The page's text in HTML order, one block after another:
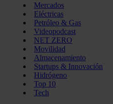
Mercados
Eléctricas
Petróleo & Gas
Videopodcast
NET ZERO
Movilidad
Almacenamiento
Startups & Innovación
Hidrógeno
Top 10
Tech